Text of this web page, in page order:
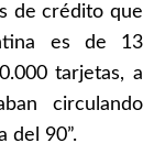
de crédito que
es de 13
tarjetas, a
circulando
del 90”.